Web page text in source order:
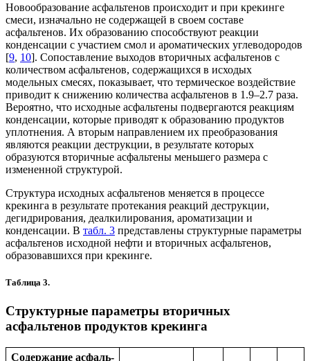
Новообразование асфальтенов происходит и при крекинге
смеси, изначально не содержащей в своем составе
асфальтенов. Их образованию способствуют реакции
конденсации с участием смол и ароматических углеводородов
[9, 10]. Сопоставление выходов вторичных асфальтенов с
количеством асфальтенов, содержащихся в исходых
модельных смесях, показывает, что термическое воздействие
приводит к снижению количества асфальтенов в 1.9–2.7 раза.
Вероятно, что исходные асфальтены подвергаются реакциям
конденсации, которые приводят к образованию продуктов
уплотнения. А вторым направлением их преобразования
являются реакции деструкции, в результате которых
образуются вторичные асфальтены меньшего размера с
измененной структурой.
Структура исходных асфальтенов меняется в процессе
крекинга в результате протекания реакций деструкции,
дегидрирования, деалкилирования, ароматизации и
конденсации. В табл. 3 представлены структурные параметры
асфальтенов исходной нефти и вторичных асфальтенов,
образовавшихся при крекинге.
Таблица 3.
Структурные параметры вторичных
асфальтенов продуктов крекинга
Содержание асфаль-